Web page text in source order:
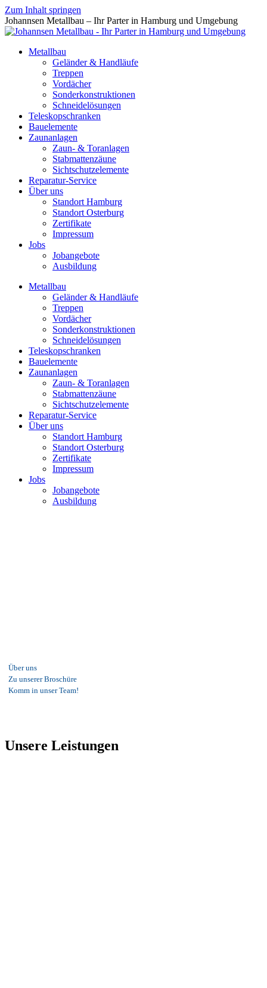
Zum Inhalt springen
Johannsen Metallbau – Ihr Parter in Hamburg und Umgebung
Metallbau
Geländer & Handläufe
Treppen
Vordächer
Sonderkonstruktionen
Schneidelösungen
Teleskopschranken
Bauelemente
Zaunanlagen
Zaun- & Toranlagen
Stabmattenzäune
Sichtschutzelemente
Reparatur-Service
Über uns
Standort Hamburg
Standort Osterburg
Zertifikate
Impressum
Jobs
Jobangebote
Ausbildung
Metallbau
Geländer & Handläufe
Treppen
Vordächer
Sonderkonstruktionen
Schneidelösungen
Teleskopschranken
Bauelemente
Zaunanlagen
Zaun- & Toranlagen
Stabmattenzäune
Sichtschutzelemente
Reparatur-Service
Über uns
Standort Hamburg
Standort Osterburg
Zertifikate
Impressum
Jobs
Jobangebote
Ausbildung
Über uns
Zu unserer Broschüre
Komm in unser Team!
Unsere Leistungen